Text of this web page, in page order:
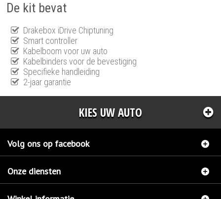
De kit bevat
Drakebox iDrive Chiptuning
Smart controller
Kabelboom voor uw auto
Kabelbinders voor de bevestiging
Specifieke handleiding
2-jaar garantie
KIES UW AUTO
Volg ons op facebook
Onze diensten